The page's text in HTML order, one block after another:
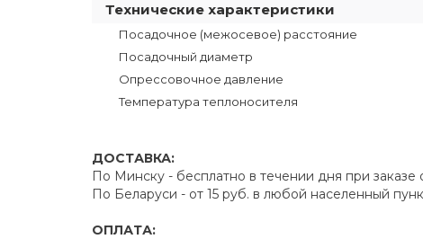
Технические характеристики
Посадочное (межосевое) расстояние
Посадочный диаметр
Опрессовочное давление
Температура теплоносителя
ДОСТАВКА:
По Минску - бесплатно в течении дня при заказе
По Беларуси - от 15 руб. в любой населенный
ОПЛАТА: